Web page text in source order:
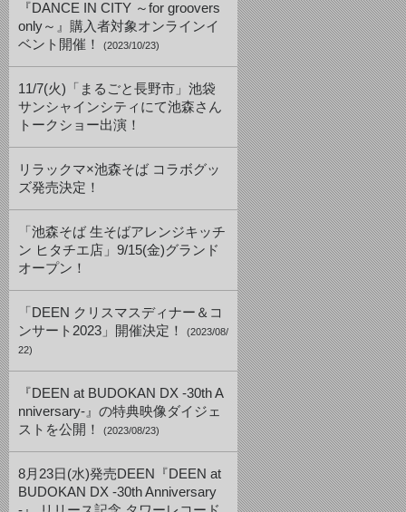
『DANCE IN CITY ～for groovers
only～』購入者対象オンラインイ
ベント開催！
(2023/10/23)
11/7(火)「まるごと長野市」池袋
サンシャインシティにて池森さん
トークショー出演！
リラックマ×池森そば コラボグッ
ズ発売決定！
「池森そば 生そばアレンジキッチ
ン ヒタチエ店」9/15(金)グランド
オープン！
「DEEN クリスマスディナー＆コ
ンサート2023」開催決定！
(2023/08/
22)
『DEEN at BUDOKAN DX -30th A
nniversary-』の特典映像ダイジェ
ストを公開！
(2023/08/23)
8月23日(水)発売DEEN『DEEN at
BUDOKAN DX -30th Anniversary